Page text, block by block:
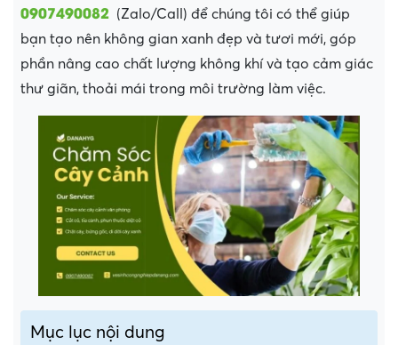
0907490082 (Zalo/Call) để chúng tôi có thể giúp
bạn tạo nên không gian xanh đẹp và tươi mới, góp
phần nâng cao chất lượng không khí và tạo cảm giác
thư giãn, thoải mái trong môi trường làm việc.
Mục lục nội dung